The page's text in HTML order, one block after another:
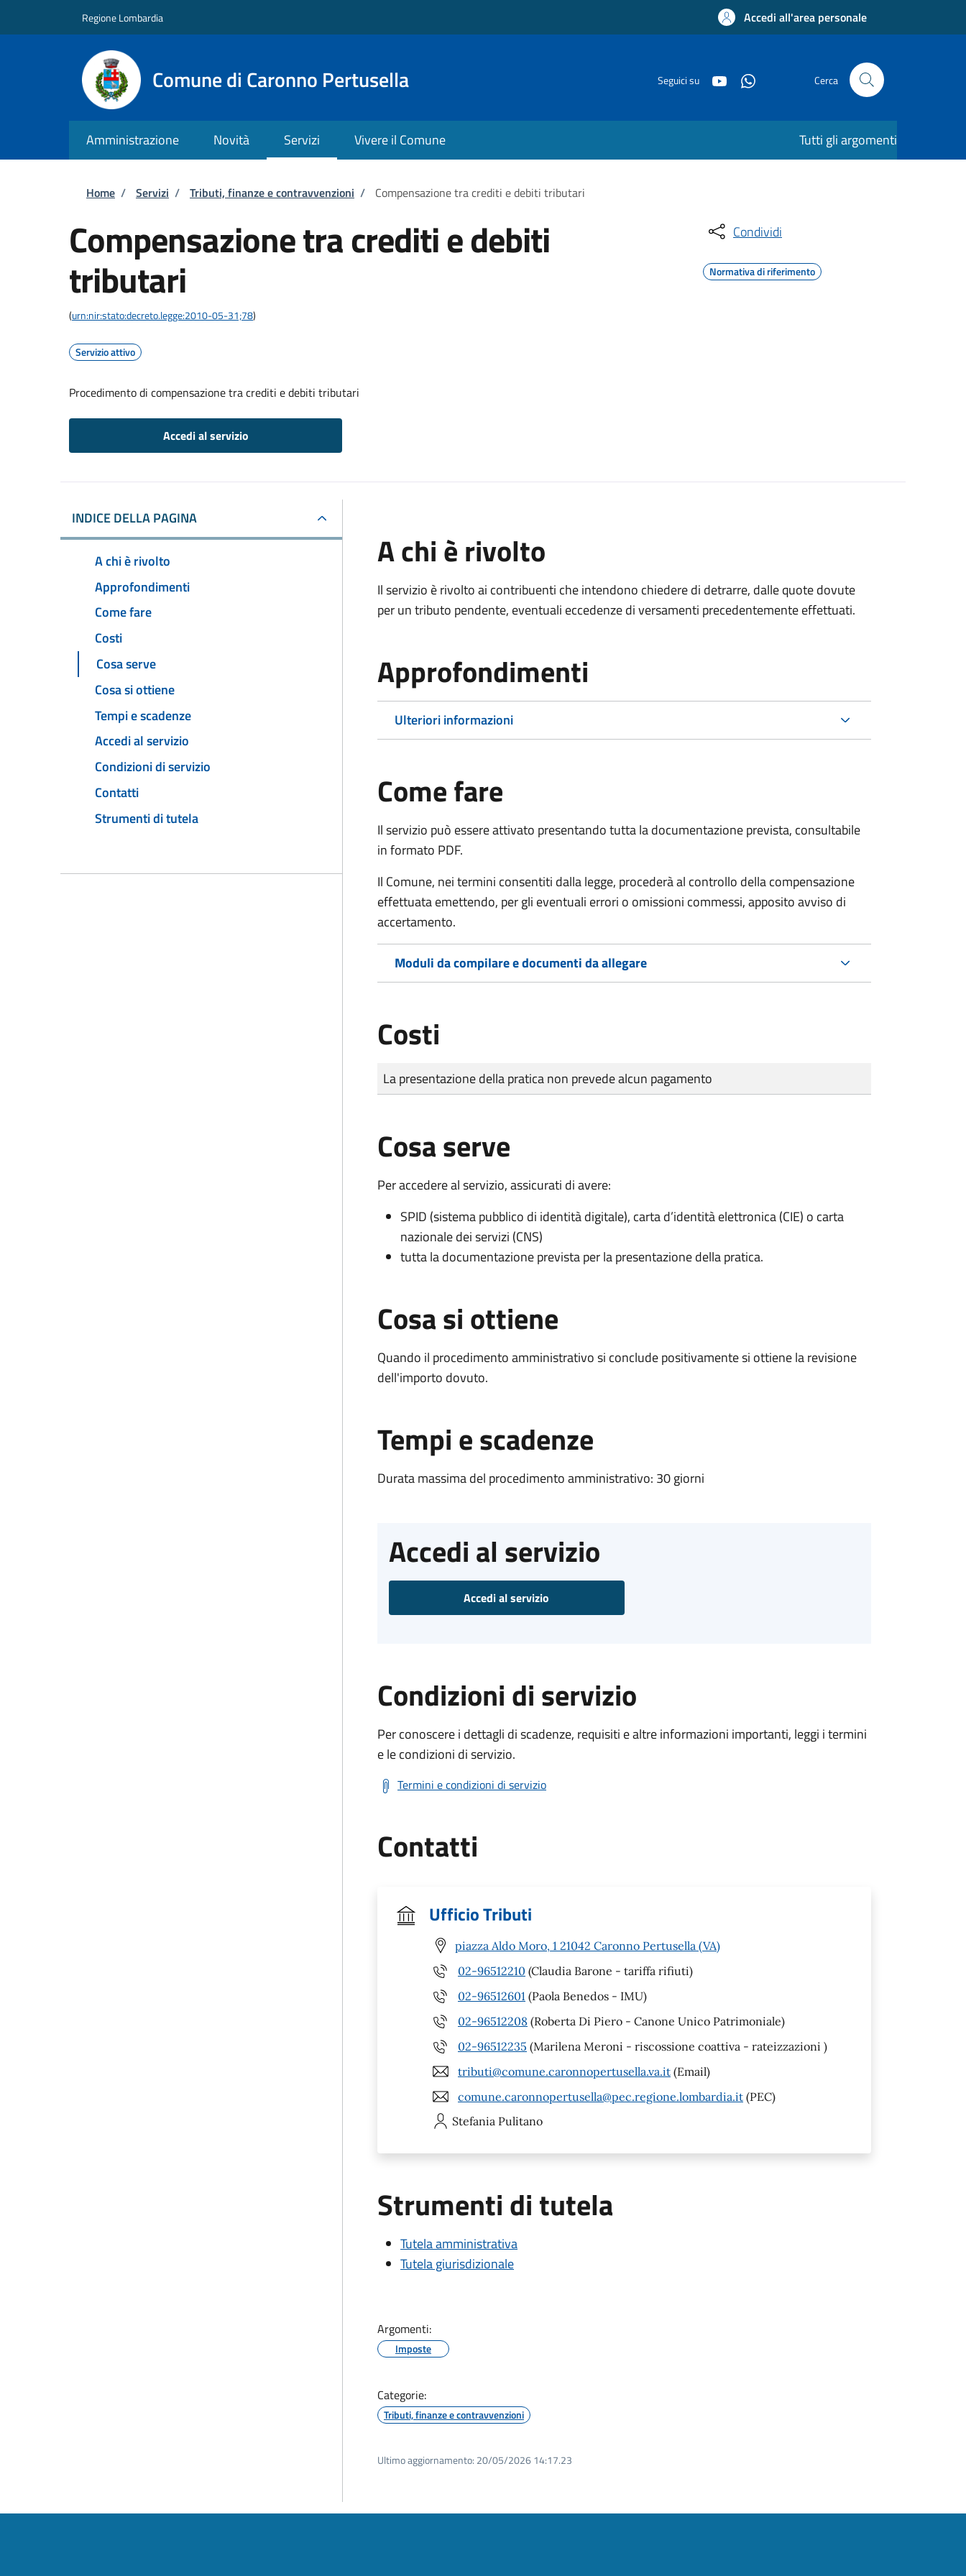
Regione Lombardia Accedi all'area personale
Comune di Caronno Pertusella Seguici su Cerca
Amministrazione Novità Servizi Vivere il Comune Tutti gli argomenti
Briciole di pane
Home / Servizi / Tributi, finanze e contravvenzioni / Compensazione tra crediti e debiti tributari
Compensazione tra crediti e debiti
tributari
(urn:nir:stato:decreto.legge:2010-05-31;78)
Servizio attivo
Procedimento di compensazione tra crediti e debiti tributari
Accedi al servizio
Condividi
Normativa di riferimento
INDICE DELLA PAGINA
A chi è rivolto
Approfondimenti
Come fare
Costi
Cosa serve
Cosa si ottiene
Tempi e scadenze
Accedi al servizio
Condizioni di servizio
Contatti
Strumenti di tutela
A chi è rivolto
Il servizio è rivolto ai contribuenti che intendono chiedere di detrarre, dalle quote dovute
per un tributo pendente, eventuali eccedenze di versamenti precedentemente effettuati.
Approfondimenti
Ulteriori informazioni
Come fare
Il servizio può essere attivato presentando tutta la documentazione prevista, consultabile
in formato PDF.
Il Comune, nei termini consentiti dalla legge, procederà al controllo della compensazione
effettuata emettendo, per gli eventuali errori o omissioni commessi, apposito avviso di
accertamento.
Moduli da compilare e documenti da allegare
Costi
Tipo di pagamento
Importo
La presentazione della pratica non prevede alcun pagamento
Cosa serve
Per accedere al servizio, assicurati di avere:
SPID (sistema pubblico di identità digitale), carta d’identità elettronica (CIE) o carta
nazionale dei servizi (CNS)
tutta la documentazione prevista per la presentazione della pratica.
Cosa si ottiene
Quando il procedimento amministrativo si conclude positivamente si ottiene la revisione
dell'importo dovuto.
Tempi e scadenze
Durata massima del procedimento amministrativo: 30 giorni
Accedi al servizio
Accedi al servizio
Condizioni di servizio
Per conoscere i dettagli di scadenze, requisiti e altre informazioni importanti, leggi i termini
e le condizioni di servizio.
Termini e condizioni di servizio
Contatti
Ufficio Tributi
piazza Aldo Moro, 1 21042 Caronno Pertusella (VA)
02-96512210 (Claudia Barone - tariffa rifiuti)
02-96512601 (Paola Benedos - IMU)
02-96512208 (Roberta Di Piero - Canone Unico Patrimoniale)
02-96512235 (Marilena Meroni - riscossione coattiva - rateizzazioni )
tributi@comune.caronnopertusella.va.it (Email)
comune.caronnopertusella@pec.regione.lombardia.it (PEC)
Stefania Pulitano
Strumenti di tutela
Tutela amministrativa
Tutela giurisdizionale
Argomenti:
Imposte
Categorie:
Tributi, finanze e contravvenzioni
Ultimo aggiornamento: 20/05/2026 14:17.23